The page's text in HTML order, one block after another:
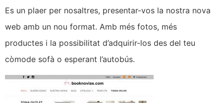
Es un plaer per nosaltres, presentar-vos la nostra nova
web amb un nou format. Amb més fotos, més
productes i la possibilitat d’adquirir-los des del teu
còmode sofà o esperant l’autobús.